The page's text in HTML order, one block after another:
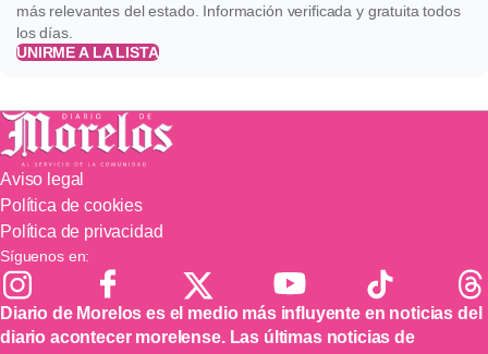
más relevantes del estado. Información verificada y gratuita todos
los días.
UNIRME A LA LISTA
Aviso legal
Política de cookies
Política de privacidad
Síguenos en:
Diario de Morelos es el medio más influyente en noticias del
diario acontecer morelense. Las últimas noticias de